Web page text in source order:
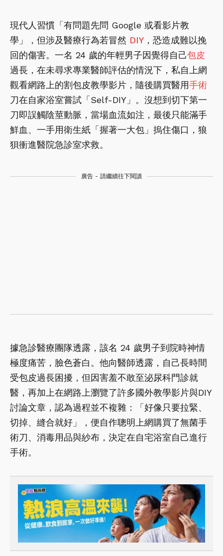
現代人習慣「有問題先問 Google 或看影片教
學」，但涉及醫療行為若冒然 DIY ，恐造成難以挽
回的傷害。一名 24 歲的年輕男子因覺得自己包皮
過長，在未尋求專業醫師評估的情況下，私自上網
觀看網路上的割包皮教學影片，隨後購買醫用手術
刀在自家浴室嘗試「Self-DIY」。沒想到切下第一
刀即誤觸陰莖動脈，當場血流如注，最後只能滿手
鮮血、一手用衛生紙「握著一大包」摀住傷口，狼
狽衝進醫院急診室求救。
廣告 - 請繼續往下閱讀
據急診醫療團隊透露，該名 24 歲男子到院時神情
極度痛苦，臉色蒼白。他向醫師透露，自己長時間
受包皮過長困擾，但因害羞不敢至泌尿科門診就
醫，再加上在網路上瀏覽了許多國外教學影片與DIY
討論文章，認為過程並不複雜：「好像只要拉緊、
切掉、縫合就好」，便自作聰明上網購買了無菌手
術刀、消毒用品與紗布，決定在自宅浴室自己進行
手術。